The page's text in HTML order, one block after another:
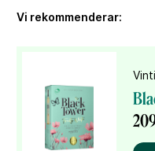
Vi rekommenderar: